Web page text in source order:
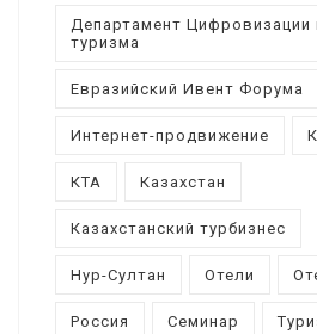
Департамент Цифровизации
туризма
Евразийский Ивент Форума
Интернет-продвижение
КТА Казахстан
Казахстанский турбизнес
Нур-Султан Отели
Россия Семинар